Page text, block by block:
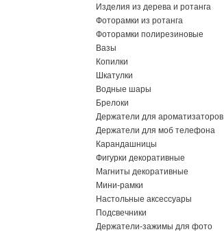
Изделия из дерева и ротанга
Фоторамки из ротанга
Фоторамки полирезиновые
Вазы
Копилки
Шкатулки
Водные шары
Брелоки
Держатели для ароматизаторов
Держатели для моб телефона
Карандашницы
Фигурки декоративные
Магниты декоративные
Мини-рамки
Настольные аксессуары
Подсвечники
Держатели-зажимы для фото